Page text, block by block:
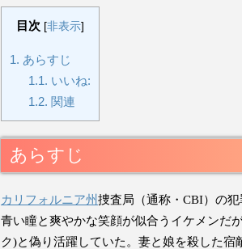
目次 [非表示]
1. あらすじ
1.1. いいね:
1.2. 関連
あらすじ
カリフォルニア州捜査局（通称・CBI）の
青い瞳と爽やかな笑顔が似合うイケメンだ
ク)と偽り活躍していた。妻と娘を殺した